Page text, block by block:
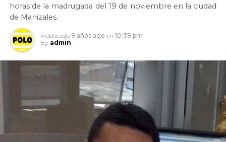
horas de la madrugada del 19 de noviembre en la ciudad
de Manizales.
Publicado 9 años ago en 10:39 pm
By admin